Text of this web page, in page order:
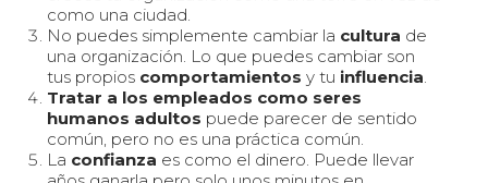
como una ciudad.
No puedes simplemente cambiar la cultura de
una organización. Lo que puedes cambiar son
tus propios comportamientos y tu influencia.
Tratar a los empleados como seres
humanos adultos puede parecer de sentido
común, pero no es una práctica común.
La confianza es como el dinero. Puede llevar